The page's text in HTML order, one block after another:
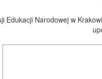
Edukacji Narodowej w